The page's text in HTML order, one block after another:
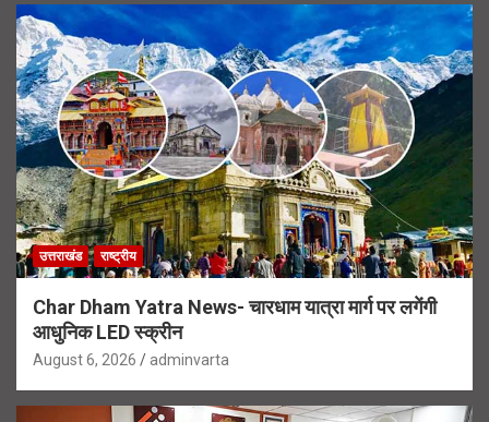
उत्तराखंड राष्ट्रीय
Char Dham Yatra News- चारधाम यात्रा मार्ग पर लगेंगी
आधुनिक LED स्क्रीन
August 6, 2026 adminvarta